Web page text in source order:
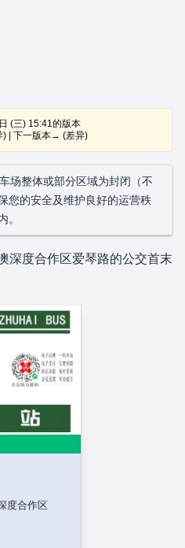
(三) 15:41的版本
) | 下一版本→ (差异)
场整体或部分区域为封闭（不
您的安全及维护良好的运营秩
。
深度合作区爱琴路的公交首末
度合作区